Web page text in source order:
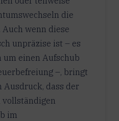
die
wenn diese
unpräzise ist – es
einen Aufschub
–, bringt
Ausdruck, dass der
vollständigen
im